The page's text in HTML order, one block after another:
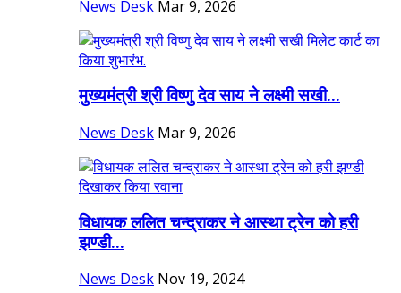
News Desk Mar 9, 2026
मुख्यमंत्री श्री विष्णु देव साय ने लक्ष्मी सखी...
News Desk Mar 9, 2026
विधायक ललित चन्द्राकर ने आस्था ट्रेन को हरी
झण्डी...
News Desk Nov 19, 2024